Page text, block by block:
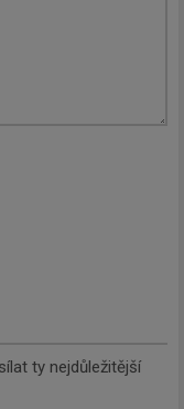
ty nejdůležitější